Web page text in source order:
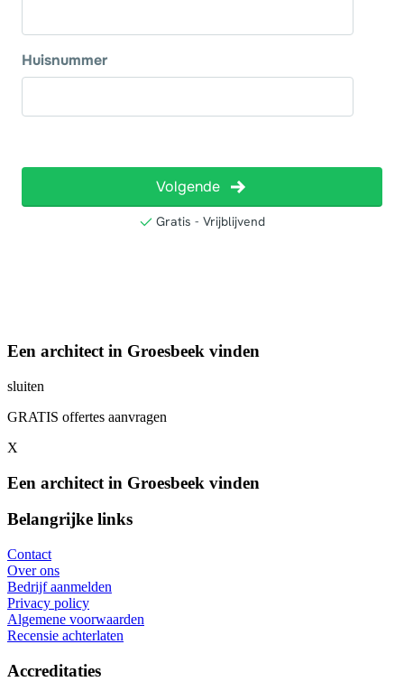
Een architect in Groesbeek vinden
sluiten
GRATIS offertes aanvragen
X
Een architect in Groesbeek vinden
Belangrijke links
Contact
Over ons
Bedrijf aanmelden
Privacy policy
Algemene voorwaarden
Recensie achterlaten
Accreditaties